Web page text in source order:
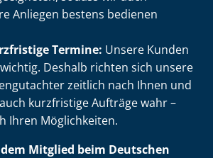
Anliegen bestens bedienen
Termine: Unsere Kunden
Deshalb richten sich unsere
zeitlich nach Ihnen und
kurzfristige Aufträge wahr –
Ihren Möglichkeiten.
Mitglied beim Deutschen